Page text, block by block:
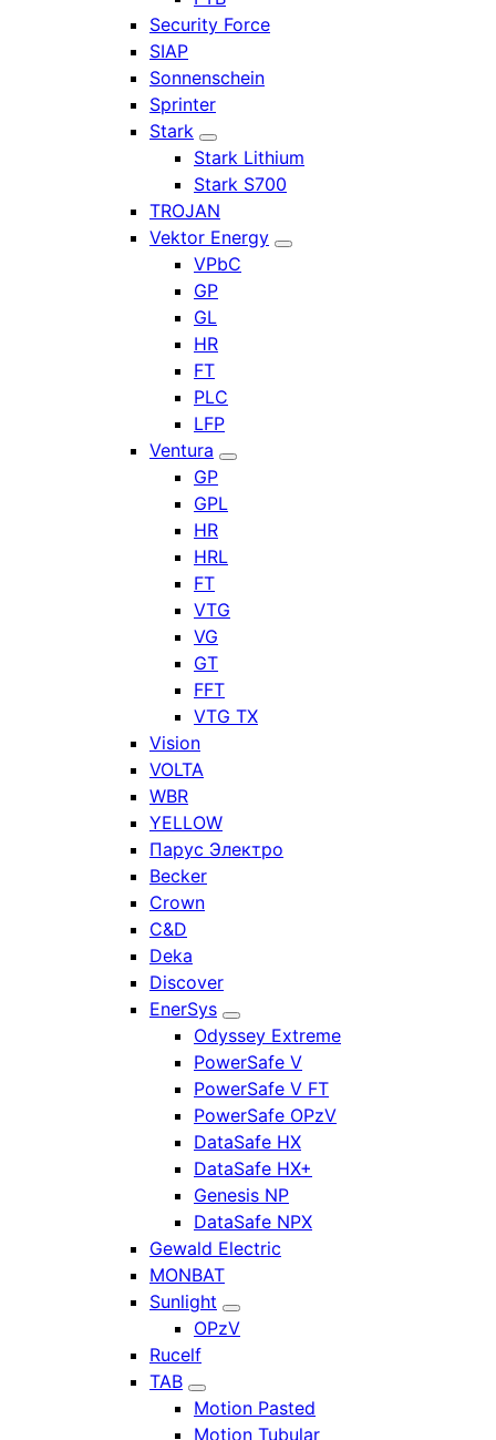
Security Force
SIAP
Sonnenschein
Sprinter
Stark
Stark Lithium
Stark S700
TROJAN
Vektor Energy
VPbC
GP
GL
HR
FT
PLC
LFP
Ventura
GP
GPL
HR
HRL
FT
VTG
VG
GT
FFT
VTG TX
Vision
VOLTA
WBR
YELLOW
Парус Электро
Becker
Crown
C&D
Deka
Discover
EnerSys
Odyssey Extreme
PowerSafe V
PowerSafe V FT
PowerSafe OPzV
DataSafe HX
DataSafe HX+
Genesis NP
DataSafe NPX
Gewald Electric
MONBAT
Sunlight
OPzV
Rucelf
TAB
Motion Pasted
Motion Tubular